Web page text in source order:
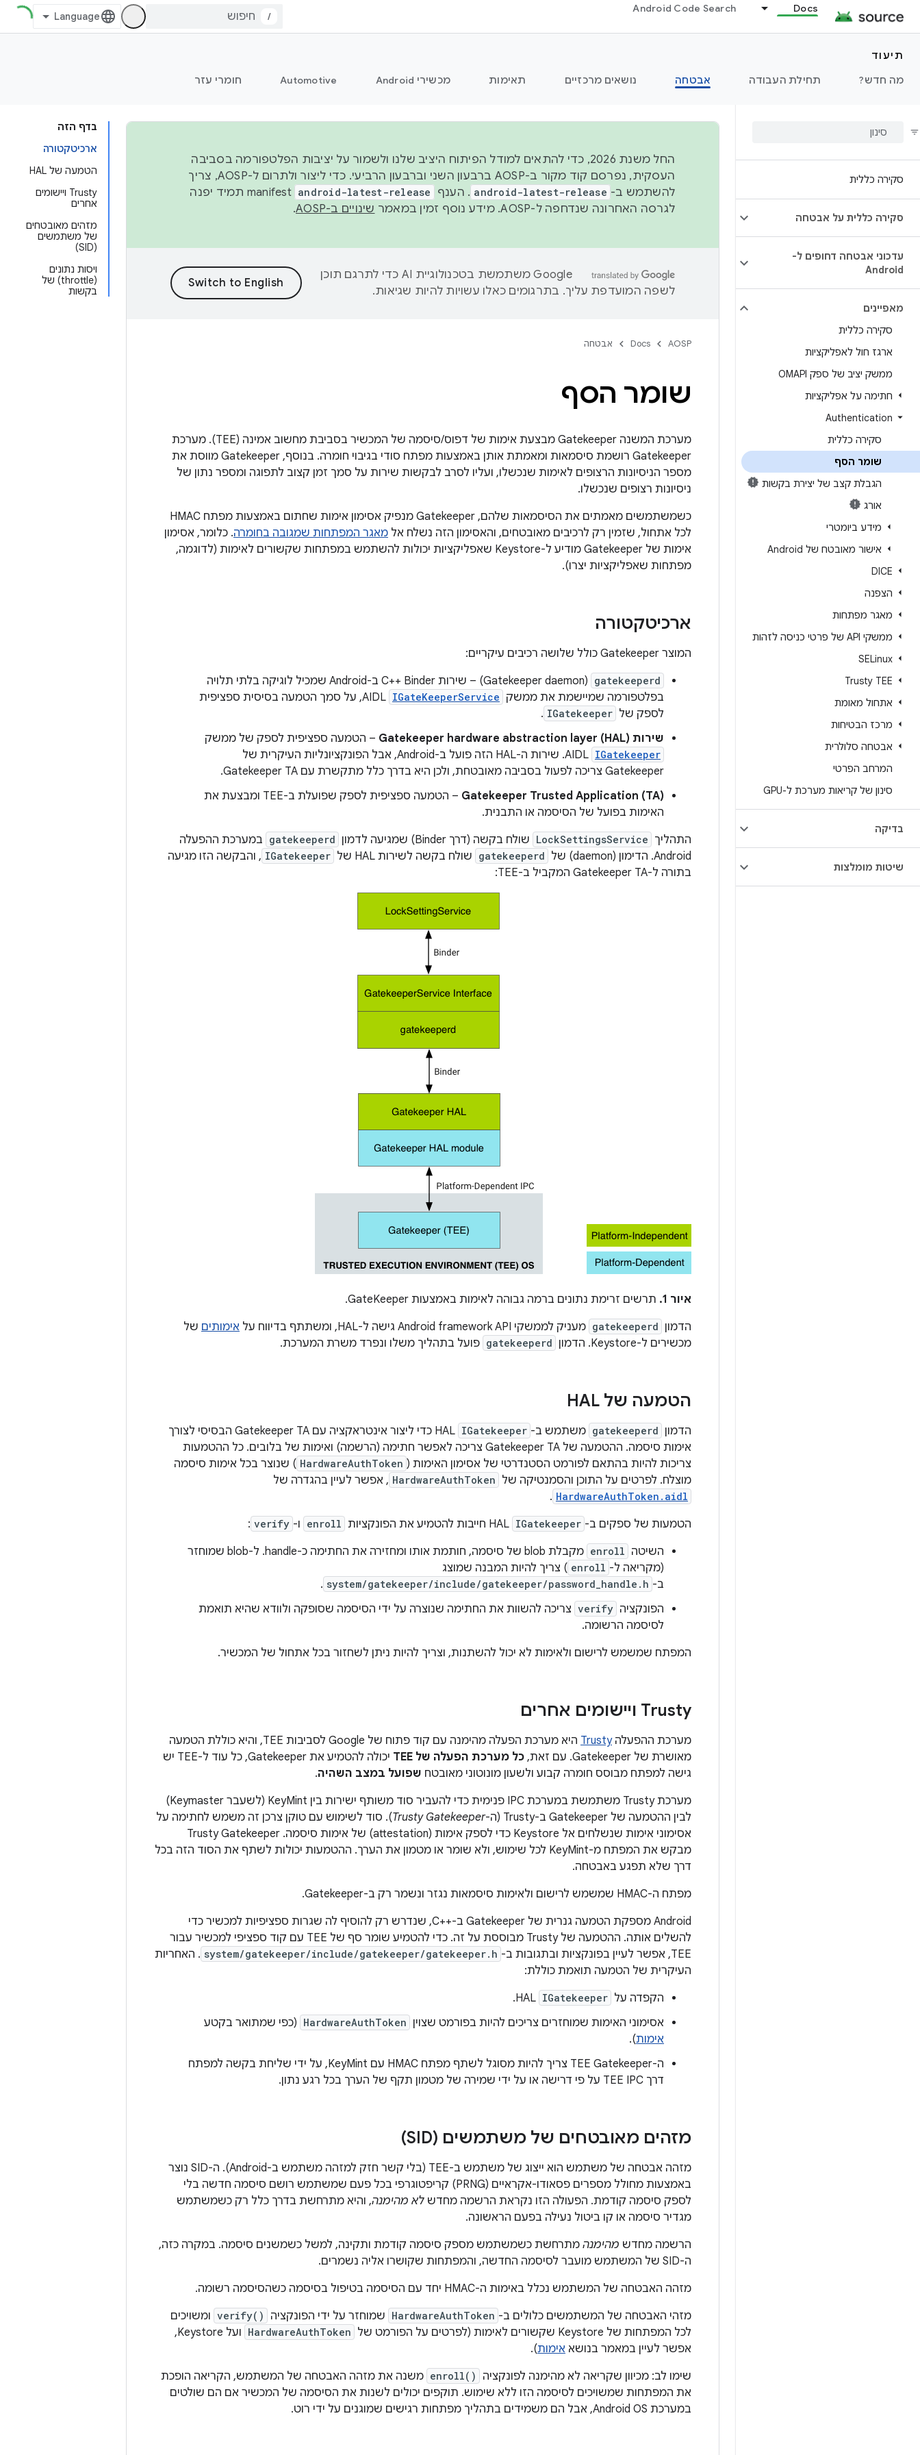
Docs
Android Code Search
/
תיעוד
מה חדש?
תחילת העבודה אבטחה נושאים מרכזיים תאימות מכשירי Android Automotive חומרי עזר
סקירה כללית
סקירה כללית על אבטחה
עדכוני אבטחה דחופים ל-
Android
מאפיינים
סקירה כללית
ארגז חול לאפליקציות
ממשק יציב של ספק OMAPI
חתימה על אפליקציות
Authentication
סקירה כללית
שומר הסף
הגבלת קצב של יצירת בקשות
אורג
מידע ביומטרי
אישור מאובטח של Android
DICE
הצפנה
מאגר מפתחות
ממשקי API של פרטי כניסה לזהות
SELinux
Trusty TEE
אתחול מאומת
מרכז הבטיחות
אבטחה סלולרית
המרחב הפרטי
סינון של קריאות מערכת ל-GPU
בדיקה
שיטות מומלצות
בדף הזה
ארכיטקטורה
הטמעה של HAL
Trusty ויישומים
אחרים
מזהים מאובטחים
של משתמשים
(SID)
ויסות נתונים
(throttle) של
בקשות
החל משנת 2026, כדי להתאים למודל הפיתוח היציב שלנו ולשמור על יציבות הפלטפורמה בסביבה
העסקית, נפרסם קוד מקור ב-AOSP ברבעון השני וברבעון הרביעי. כדי ליצור ולתרום ל-AOSP, צריך
להשתמש ב- android-latest-release . הענף android-latest-release
manifest תמיד יפנה
לגרסה האחרונה שנדחפה ל-AOSP. מידע נוסף זמין במאמר
שינויים ב-AOSP .
‫Google משתמשת בטכנולוגיית AI כדי לתרגם תוכן
לשפה המועדפת עליך. בתרגומים כאלו עשויות להיות שגיאות.
AOSP
Docs אבטחה
שומר הסף
מערכת המשנה Gatekeeper מבצעת אימות של דפוס/סיסמה של המכשיר בסביבת מחשוב אמינה (TEE). מערכת
Gatekeeper רושמת סיסמאות ומאמתת אותן באמצעות מפתח סודי בגיבוי חומרה. בנוסף, Gatekeeper מווסת את
מספר הניסיונות הרצופים לאימות שנכשלו, ועליו לסרב לבקשות שירות על סמך זמן קצוב לתפוגה ומספר נתון של
ניסיונות רצופים שנכשלו.
כשמשתמשים מאמתים את הסיסמאות שלהם, Gatekeeper מנפיק אסימון אימות שחתום באמצעות מפתח HMAC
לכל אתחול, שזמין רק לרכיבים מאובטחים, והאסימון הזה נשלח אל מאגר המפתחות שמגובה בחומרה. כלומר, אסימון
אימות של Gatekeeper מודיע ל-Keystore שאפליקציות יכולות להשתמש במפתחות שקשורים לאימות (לדוגמה,
מפתחות שאפליקציות יצרו).
ארכיטקטורה
המוצר Gatekeeper כולל שלושה רכיבים עיקריים:
gatekeeperd
(Gatekeeper daemon) – שירות C++ Binder ב-Android שמכיל לוגיקה בלתי תלויה
בפלטפורמה שמיישמת את ממשק IGateKeeperService
AIDL, על סמך הטמעה בסיסית ספציפית
לספק של IGatekeeper
.
שירות Gatekeeper hardware abstraction layer (HAL)
– הטמעה ספציפית לספק של ממשק
IGatekeeper
AIDL. שירות ה-HAL הזה פועל ב-Android, אבל הפונקציונליות העיקרית של
Gatekeeper צריכה לפעול בסביבה מאובטחת, ולכן היא בדרך כלל מתקשרת עם Gatekeeper TA.
Gatekeeper Trusted Application (TA)
– הטמעה ספציפית לספק שפועלת ב-TEE ומבצעת את
האימות בפועל של הסיסמה או התבנית.
התהליך LockSettingsService שולח בקשה (דרך Binder) שמגיעה לדמון gatekeeperd במערכת ההפעלה
Android. הדימון (daemon) של
gatekeeperd שולח בקשה לשירות HAL של IGatekeeper , והבקשה הזו מגיעה
בתורה ל-Gatekeeper TA המקביל ב-TEE:
איור 1.
תרשים זרימת נתונים ברמה גבוהה לאימות באמצעות GateKeeper.
הדמון gatekeeperd מעניק לממשקי Android framework API גישה ל-HAL, ומשתתף בדיווח על אימותים של
מכשירים ל-Keystore. הדמון
gatekeeperd פועל בתהליך משלו ונפרד משרת המערכת.
הטמעה של HAL
הדמון gatekeeperd משתמש ב- IGatekeeper
HAL כדי ליצור אינטראקציה עם Gatekeeper TA הבסיסי לצורך
אימות סיסמה. ההטמעה של Gatekeeper TA צריכה לאפשר חתימה (הרשמה) ואימות של בלובים. כל ההטמעות
צריכות להיות בהתאם לפורמט הסטנדרטי של אסימון האימות ( HardwareAuthToken ) שנוצר בכל אימות סיסמה
מוצלח. לפרטים על התוכן והסמנטיקה של HardwareAuthToken , אפשר לעיין בהגדרה של
HardwareAuthToken.aidl
.
הטמעות של ספקים ב- IGatekeeper
enroll ו- verify
:
השיטה enroll
מקבלת blob של סיסמה, חותמת אותו ומחזירה את החתימה כ-handle. ל-blob שמוחזר
(מקריאה ל- enroll ) צריך להיות המבנה שמוצג
ב- system/gatekeeper/include/gatekeeper/password_handle.h
.
הפונקציה verify צריכה להשוות את החתימה שנוצרה על ידי הסיסמה שסופקה ולוודא שהיא תואמת
לסיסמה הרשומה.
המפתח שמשמש לרישום ולאימות לא יכול להשתנות, וצריך להיות ניתן לשחזור בכל אתחול של המכשיר.
Trusty ויישומים אחרים
מערכת ההפעלהTrusty
היא מערכת הפעלה מהימנה עם קוד פתוח של Google לסביבות TEE, והיא כוללת הטמעה
מאושרת של Gatekeeper. עם זאת,
כל מערכת הפעלה של TEE
יכולה להטמיע את Gatekeeper, כל עוד ל-TEE יש
גישה למפתח מבוסס חומרה קבוע ולשעון מונוטוני מאובטח שפועל במצב השהיה.
מערכת Trusty משתמשת במערכת IPC פנימית כדי להעביר סוד משותף ישירות בין KeyMint (לשעבר Keymaster)
לבין ההטמעה של Gatekeeper ב-Trusty (ה-
Trusty Gatekeeper). סוד לשימוש עם טוקן צרכן זה משמש לחתימה על
אסימוני אימות שנשלחים אל Keystore כדי לספק אימות (attestation) של אימות סיסמה. ‫Trusty Gatekeeper
מבקש את המפתח מ-KeyMint לכל שימוש, ולא שומר או מטמון את הערך. ההטמעות יכולות לשתף את הסוד הזה בכל
דרך שלא תפגע באבטחה.
מפתח ה-HMAC שמשמש לרישום ולאימות סיסמאות נגזר ונשמר רק ב-Gatekeeper.
‫Android מספקת הטמעה גנרית של Gatekeeper ב-C++‎, שנדרש רק להוסיף לה שגרות ספציפיות למכשיר כדי
להשלים אותה. ההטמעה של Trusty מבוססת על זה. כדי להטמיע שומר סף של TEE עם קוד ספציפי למכשיר עבור
TEE, אפשר לעיין בפונקציות ובתגובות ב-
system/gatekeeper/include/gatekeeper/gatekeeper.h . האחריות
העיקרית של הטמעה תואמת כוללת:
הקפדה על IGatekeeper
אסימוני האימות שמוחזרים צריכים להיות בפורמט שצוין HardwareAuthToken (כפי שמתואר בקטע
אימות).
ה-TEE Gatekeeper צריך להיות מסוגל לשתף מפתח HMAC עם KeyMint, על ידי שליחת בקשה למפתח
דרך TEE IPC על פי דרישה או על ידי שמירה של מטמון תקף של הערך בכל רגע נתון.
מזהים מאובטחים של משתמשים (SID)
מזהה אבטחה של משתמש הוא ייצוג של משתמש ב-TEE (בלי קשר חזק למזהה משתמש ב-Android). ה-SID נוצר
באמצעות מחולל מספרים פסאודו-אקראיים (PRNG) קריפטוגרפי בכל פעם שמשתמש רושם סיסמה חדשה בלי
לספק סיסמה קודמת. הפעולה הזו נקראת הרשמה מחדש לא מהימנה, והיא מתרחשת בדרך כלל רק כשמשתמש
מגדיר סיסמה או קו ביטול נעילה בפעם הראשונה.
הרשמה מחדש מהימנה מתרחשת כשמשתמש מספק סיסמה קודמת ותקינה, למשל כשמשנים סיסמה. במקרה כזה,
ה-SID של המשתמש מועבר לסיסמה החדשה, והמפתחות שקושרו אליה נשמרים.
מזהה האבטחה של המשתמש נכלל באימות ה-HMAC יחד עם הסיסמה בטיפול בסיסמה כשהסיסמה רשומה.
מזהי האבטחה של המשתמשים כלולים ב- HardwareAuthToken שמוחזר על ידי הפונקציה verify() ומשויכים
לכל המפתחות של Keystore שקשורים לאימות (לפרטים על הפורמט של
HardwareAuthToken
ועל Keystore,
אפשר לעיין במאמר בנושא אימות).
שימו לב: מכיוון שקריאה לא מהימנה לפונקציה
enroll() משנה את מזהה האבטחה של המשתמש, הקריאה הופכת
את המפתחות שמשויכים לסיסמה הזו ללא שימוש. תוקפים יכולים לשנות את הסיסמה של המכשיר אם הם שולטים
במערכת Android OS, אבל הם משמידים בתהליך מפתחות רגישים שמוגנים על ידי רוט.